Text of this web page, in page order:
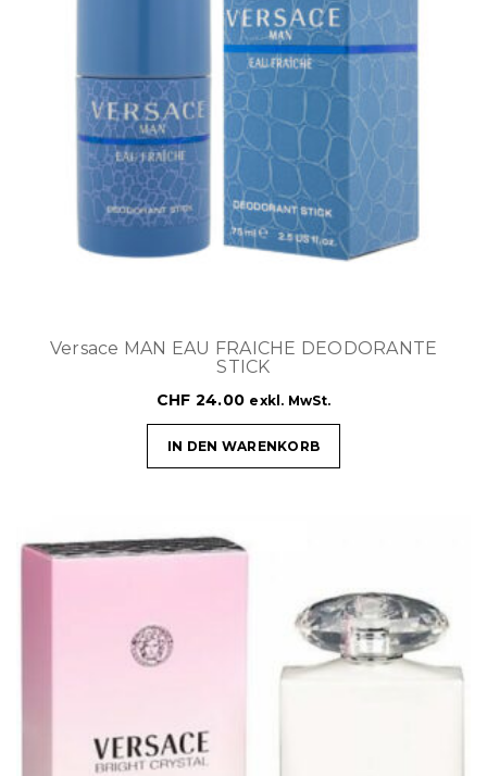
Versace MAN EAU FRAICHE DEODORANTE
STICK
CHF 24.00 exkl. MwSt.
IN DEN WARENKORB